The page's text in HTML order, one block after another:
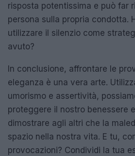
risposta potentissima e può far
persona sulla propria condotta.
utilizzare il silenzio come
avuto?
In conclusione, affrontare le
eleganza è una vera arte.
umorismo e assertività,
proteggere il nostro benessere
dimostrare agli altri che la
spazio nella nostra vita. E tu,
provocazioni? Condividi la tua